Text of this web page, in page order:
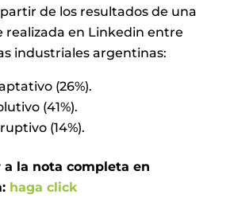
de los resultados de una
realizada en Linkedin entre
industriales argentinas:
(26%).
(41%).
(14%).
a la nota completa en
haga click